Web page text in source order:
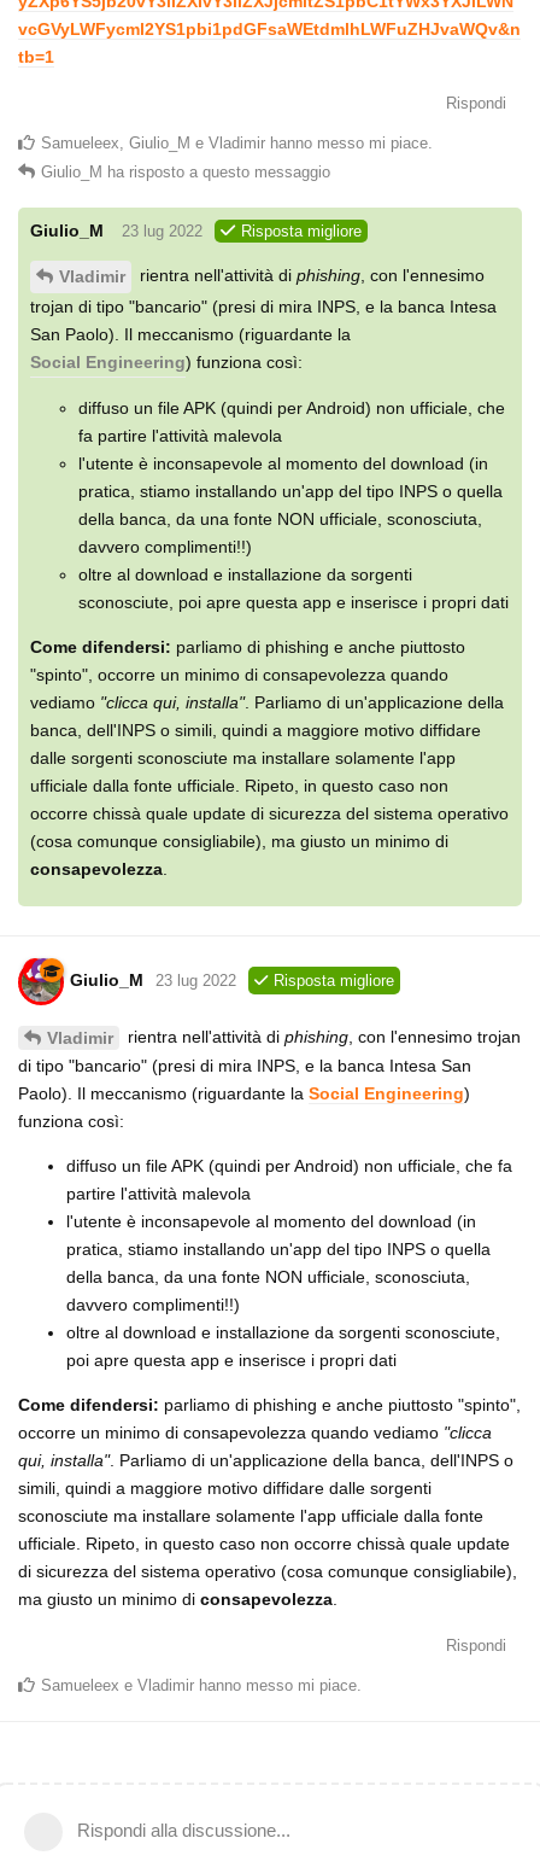
vcGVyLWFycml2YS1pbi1pdGFsaWEtdmlhLWFuZHJvaWQv&n
tb=1
Rispondi
Samueleex Giulio_M e Vladimir hanno messo mi piace
Giulio_M ha risposto a questo messaggio
Giulio_M 23 lug 2022 Risposta migliore
Vladimir rientra nell'attività di phishing , con l'ennesimo
trojan di tipo "bancario" (presi di mira INPS, e la banca Intesa
San Paolo). Il meccanismo (riguardante la
Social Engineering) funziona così:
diffuso un file APK (quindi per Android) non ufficiale, che
fa partire l'attività malevola
l'utente è inconsapevole al momento del download (in
pratica, stiamo installando un'app del tipo INPS o quella
della banca, da una fonte NON ufficiale, sconosciuta,
davvero complimenti!!)
oltre al download e installazione da sorgenti
sconosciute, poi apre questa app e inserisce i propri dati
Come difendersi: parliamo di phishing e anche piuttosto
"spinto", occorre un minimo di consapevolezza quando
vediamo "clicca qui, installa". Parliamo di un'applicazione della
banca, dell'INPS o simili, quindi a maggiore motivo diffidare
dalle sorgenti sconosciute ma installare solamente l'app
ufficiale dalla fonte ufficiale. Ripeto, in questo caso non
occorre chissà quale update di sicurezza del sistema operativo
(cosa comunque consigliabile), ma giusto un minimo di
consapevolezza
Giulio_M 23 lug 2022 Risposta migliore
Vladimir rientra nell'attività di phishing , con l'ennesimo trojan
di tipo "bancario" (presi di mira INPS, e la banca Intesa San
Paolo). Il meccanismo (riguardante la Social Engineering)
funziona così:
diffuso un file APK (quindi per Android) non ufficiale, che fa
partire l'attività malevola
l'utente è inconsapevole al momento del download (in
pratica, stiamo installando un'app del tipo INPS o quella
della banca, da una fonte NON ufficiale, sconosciuta,
davvero complimenti!!)
oltre al download e installazione da sorgenti sconosciute,
poi apre questa app e inserisce i propri dati
Come difendersi: parliamo di phishing e anche piuttosto "spinto",
occorre un minimo di consapevolezza quando vediamo "clicca
qui, installa". Parliamo di un'applicazione della banca, dell'INPS o
simili, quindi a maggiore motivo diffidare dalle sorgenti
sconosciute ma installare solamente l'app ufficiale dalla fonte
ufficiale. Ripeto, in questo caso non occorre chissà quale update
di sicurezza del sistema operativo (cosa comunque consigliabile),
ma giusto un minimo di consapevolezza
Rispondi
Samueleex e Vladimir hanno messo mi piace
Rispondi alla discussione...